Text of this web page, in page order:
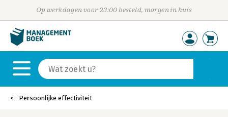
Op werkdagen voor 23:00 besteld, morgen in huis
Persoonlijke effectiviteit